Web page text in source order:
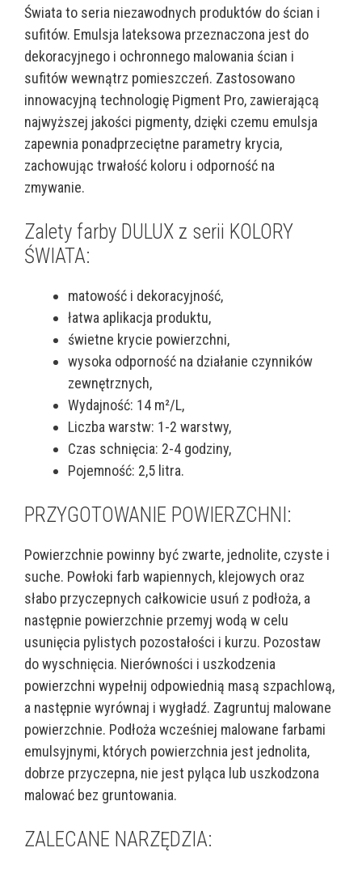
Świata to seria niezawodnych produktów do ścian i
sufitów. Emulsja lateksowa przeznaczona jest do
dekoracyjnego i ochronnego malowania ścian i
sufitów wewnątrz pomieszczeń. Zastosowano
innowacyjną technologię Pigment Pro, zawierającą
najwyższej jakości pigmenty, dzięki czemu emulsja
zapewnia ponadprzeciętne parametry krycia,
zachowując trwałość koloru i odporność na
zmywanie.
Zalety farby DULUX z serii KOLORY
ŚWIATA:
matowość i dekoracyjność,
łatwa aplikacja produktu,
świetne krycie powierzchni,
wysoka odporność na działanie czynników
zewnętrznych,
Wydajność: 14 m²/L,
Liczba warstw: 1-2 warstwy,
Czas schnięcia: 2-4 godziny,
Pojemność: 2,5 litra.
PRZYGOTOWANIE POWIERZCHNI:
Powierzchnie powinny być zwarte, jednolite, czyste i
suche. Powłoki farb wapiennych, klejowych oraz
słabo przyczepnych całkowicie usuń z podłoża, a
następnie powierzchnie przemyj wodą w celu
usunięcia pylistych pozostałości i kurzu. Pozostaw
do wyschnięcia. Nierówności i uszkodzenia
powierzchni wypełnij odpowiednią masą szpachlową,
a następnie wyrównaj i wygładź. Zagruntuj malowane
powierzchnie. Podłoża wcześniej malowane farbami
emulsyjnymi, których powierzchnia jest jednolita,
dobrze przyczepna, nie jest pyląca lub uszkodzona
malować bez gruntowania.
ZALECANE NARZĘDZIA: